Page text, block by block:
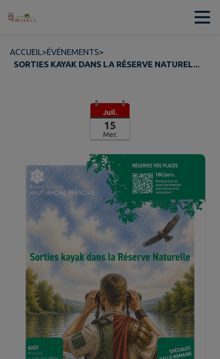
Contenu
ACCUEIL>ÉVÉNEMENTS>
SORTIES KAYAK DANS LA RÉSERVE NATUREL...
Juil.
15
Mer.